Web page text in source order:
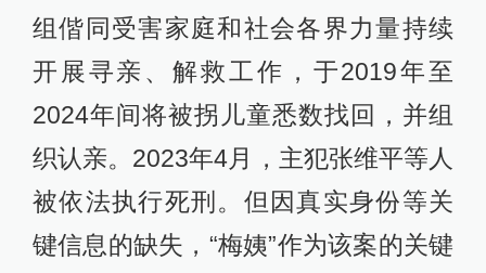
组偕同受害家庭和社会各界力量持续
开展寻亲、解救工作，于2019年至
2024年间将被拐儿童悉数找回，并组
织认亲。2023年4月，主犯张维平等人
被依法执行死刑。但因真实身份等关
键信息的缺失，“梅姨”作为该案的关键